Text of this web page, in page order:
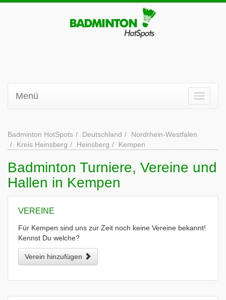
Menü
Badminton HotSpots Deutschland
Nordrhein-Westfalen
Kreis Heinsberg
Heinsberg Kempen
Badminton Turniere, Vereine und
Hallen in Kempen
VEREINE
Für Kempen sind uns zur Zeit noch keine Vereine bekannt!
Kennst Du welche?
Verein hinzufügen